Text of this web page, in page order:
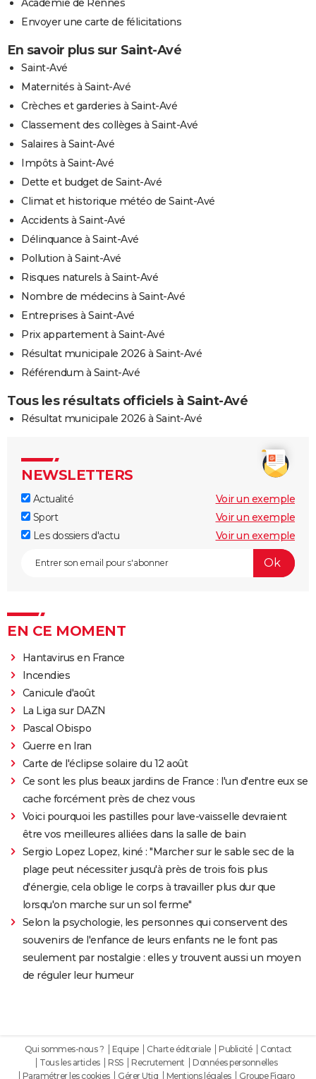
Envoyer une carte de félicitations
En savoir plus sur Saint-Avé
Saint-Avé
Maternités à Saint-Avé
Crèches et garderies à Saint-Avé
Classement des collèges à Saint-Avé
Salaires à Saint-Avé
Impôts à Saint-Avé
Dette et budget de Saint-Avé
Climat et historique météo de Saint-Avé
Accidents à Saint-Avé
Délinquance à Saint-Avé
Pollution à Saint-Avé
Risques naturels à Saint-Avé
Nombre de médecins à Saint-Avé
Entreprises à Saint-Avé
Prix appartement à Saint-Avé
Résultat municipale 2026 à Saint-Avé
Référendum à Saint-Avé
Tous les résultats officiels à Saint-Avé
Résultat municipale 2026 à Saint-Avé
NEWSLETTERS
Actualité
Voir un exemple
Sport
Voir un exemple
Les dossiers d'actu
Voir un exemple
EN CE MOMENT
Hantavirus en France
Incendies
Canicule d'août
La Liga sur DAZN
Pascal Obispo
Guerre en Iran
Carte de l'éclipse solaire du 12 août
Ce sont les plus beaux jardins de France : l'un d'entre eux se
cache forcément près de chez vous
Voici pourquoi les pastilles pour lave-vaisselle devraient
être vos meilleures alliées dans la salle de bain
Sergio Lopez Lopez, kiné : "Marcher sur le sable sec de la
plage peut nécessiter jusqu'à près de trois fois plus
d'énergie, cela oblige le corps à travailler plus dur que
lorsqu'on marche sur un sol ferme"
Selon la psychologie, les personnes qui conservent des
souvenirs de l'enfance de leurs enfants ne le font pas
seulement par nostalgie : elles y trouvent aussi un moyen
de réguler leur humeur
Qui sommes-nous ? Equipe Charte éditoriale Publicité
Contact
Tous les articles
RSS Recrutement
Données personnelles
Paramétrer les cookies
Gérer Utiq Mentions légales Groupe Figaro